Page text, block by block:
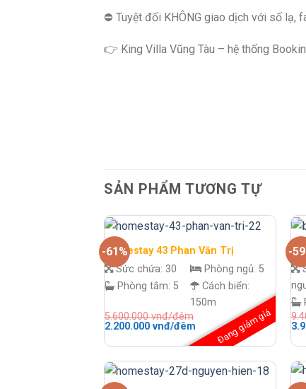
⛔️ Tuyệt đối KHÔNG giao dịch với số lạ,
👉 King Villa Vũng Tàu – hệ thống
SẢN PHẨM TƯƠNG TỰ
-61%
Homestay 43 Phan Văn Trị
Sức chứa: 30
Phòng tắm: 5
Phòng ngủ: 5
Cách biển:
150m
Đang giảm giá
5.600.000vnđ/đêm
Giá
là:
đêm.
2.200.000 vnđ/đêmGiá
hiện
tại
2.200.000 vnđ/
đêm.
-
Giá
là: